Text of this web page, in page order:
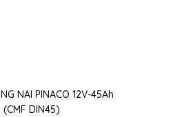
NAI PINACO 12V-45Ah
(CMF DIN45)